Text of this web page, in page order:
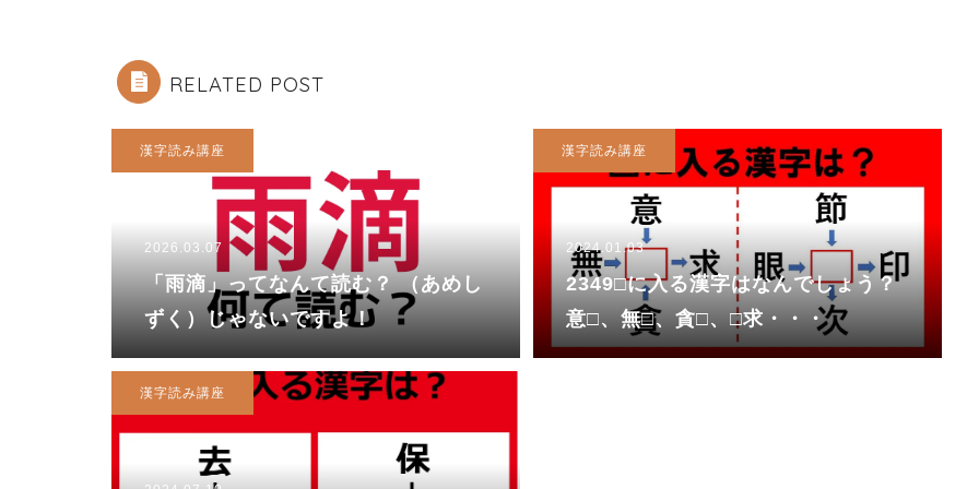
RELATED POST
漢字読み講座
2026.03.07
「雨滴」ってなんて読む？ （あめし
ずく）じゃないですよ！
漢字読み講座
2024.01.03
2349□に入る漢字はなんでしょう？
意□、無□、貪□、□求・・・
漢字読み講座